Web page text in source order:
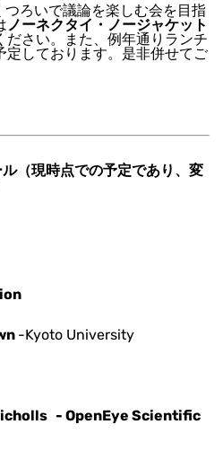
ろいで議論を楽しむ会を目指
ノーネクタイ・ノージャケット
さい。また、例年通りランチ
定しております。是非併せてご
（現時点での予定であり、変
-Kyoto University
- OpenEye Scientific